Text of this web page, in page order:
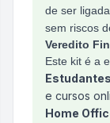
de ser
sem riscos
Veredito
Este kit é a
e cursos
Home